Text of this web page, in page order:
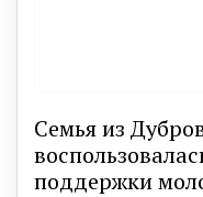
Семья из
поддержки